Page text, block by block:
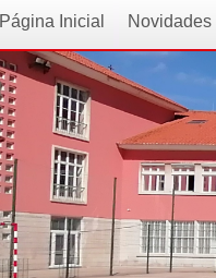
Página Inicial Novidades